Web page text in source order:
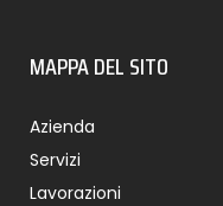
MAPPA DEL SITO
Azienda
Servizi
Lavorazioni